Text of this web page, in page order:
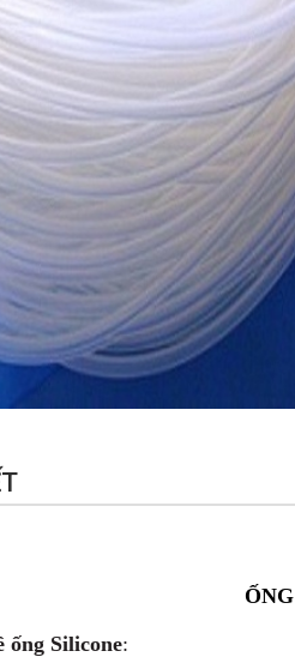
ỐNG
ống Silicone: